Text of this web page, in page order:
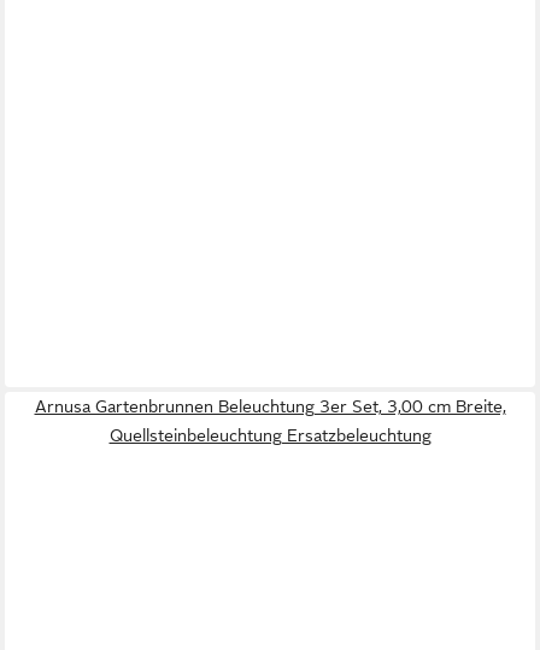
Arnusa Gartenbrunnen Beleuchtung 3er Set, 3,00 cm Breite,
Quellsteinbeleuchtung Ersatzbeleuchtung